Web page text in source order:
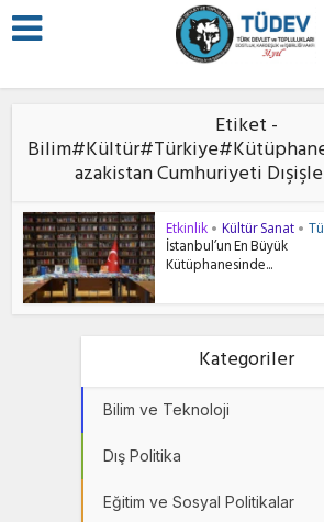
Etiket -
azakistan Cumhuriyeti
Etkinlik • Kültür Sanat •
İstanbul’un En Büyük
Kütüphanesinde...
Kategoriler
Bilim ve Teknoloji
Dış Politika
Eğitim ve Sosyal Politikalar